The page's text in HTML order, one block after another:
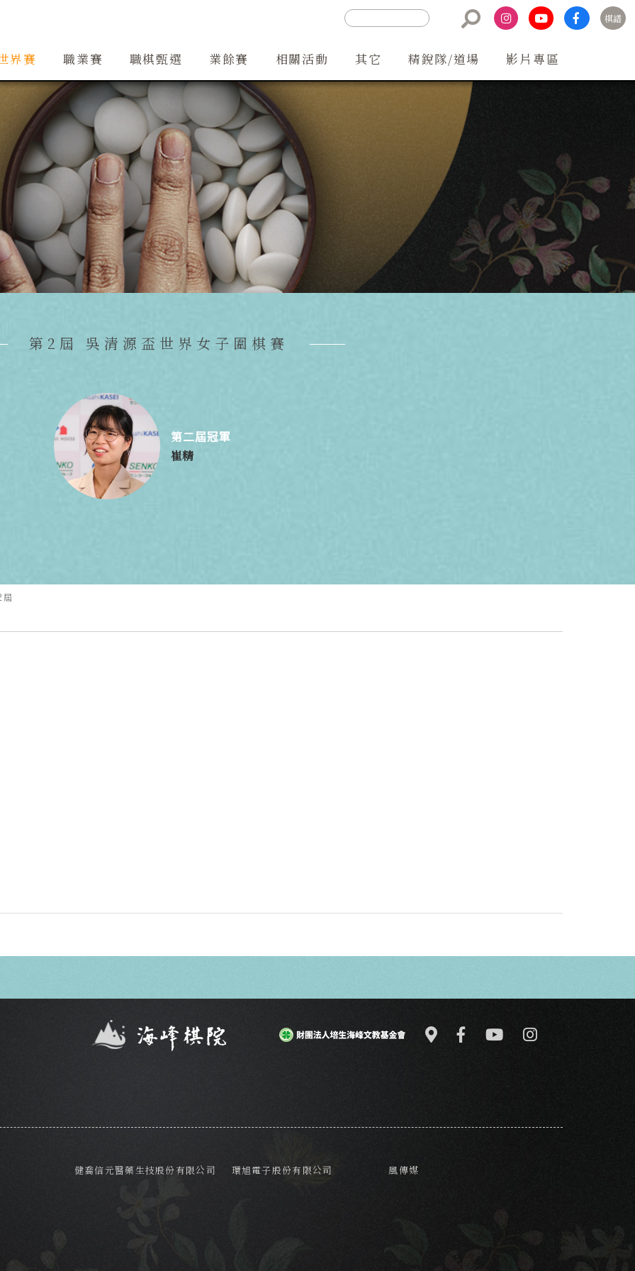
棋譜
界賽 職業賽 職棋甄選 業餘賽 相關活動 其它 精銳隊/道場 影片專區
創辦人簡介 大事紀 行事曆 聯絡方式
精銳隊 道場 精銳隊交流
第2屆 吳清源盃世界女子圍棋賽
第二屆冠軍
崔精
屆
健喬信元醫藥生技股份有限公司 環旭電子股份有限公司 風傳媒